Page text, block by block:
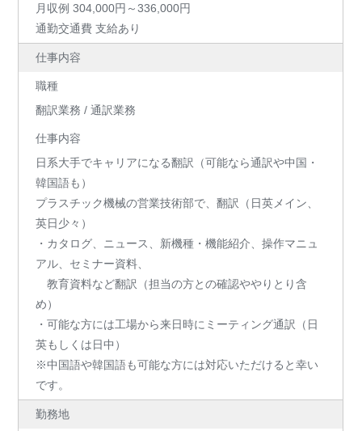
月収例 304,000円～336,000円
通勤交通費 支給あり
仕事内容
職種
翻訳業務 / 通訳業務
仕事内容
日系大手でキャリアになる翻訳（可能なら通訳や中国・
韓国語も）
プラスチック機械の営業技術部で、翻訳（日英メイン、
英日少々）
・カタログ、ニュース、新機種・機能紹介、操作マニュ
アル、セミナー資料、
教育資料など翻訳（担当の方との確認ややりとり含
め）
・可能な方には工場から来日時にミーティング通訳（日
英もしくは日中）
※中国語や韓国語も可能な方には対応いただけると幸い
です。
勤務地